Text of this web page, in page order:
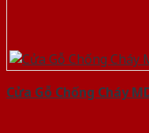
Cửa Gỗ Chống Cháy